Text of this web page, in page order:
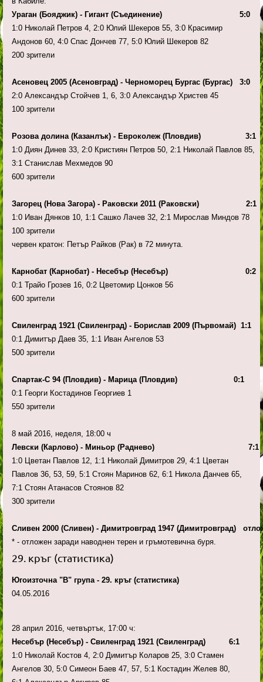
Ураган (Бояджик) - Гигант (Съединение) 5:0
1:0 Николай Петров 4, 2:0 Юлий Шекеров 55, 3:0 Красимир
Андонов 60, 4:0 Спас Дончев 77, 5:0 Юлий Шекеров 82
200 зрители
Асеновец 2005 (Асеновград) - Черноморец Бургас (Бургас) 3:0
2:0 Александър Стойчев 1, 6, 3:0 Александър Христев 45
100 зрители
Розова долина (Казанлък) - Евроколеж (Пловдив) 3:1
1:0 Диян Динев 33, 2:0 Кристиян Петров 50, 2:1 Николай Павлов 85,
3:1 Станислав Мехмедов 90
600 зрители
Загорец (Нова Загора) - Раковски 2011 (Раковски) 2:1
1:0 Иван Дянков 10, 1:1 Сашко Лачев 32, 2:1 Мирослав Миндов 78
100 зрители
червен кратон: Петър Райков (Рак) в 72 минута.
Карнобат (Карнобат) - Несебър (Несебър) 0:2
0:1 Трайо Грозев 16, 0:2 Цветомир Цонков 56
600 зрители
Свиленград 1921 (Свиленград) - Борислав 2009 (Първомай) 1:1
0:1 Димитър Даев 35, 1:1 Иван Ангелов 53
500 зрители
Спартак-С 94 (Пловдив) - Марица (Пловдив) 0:1
0:1 Георги Костадинов Георгиев 1
550 зрители
8 май 2016, неделя, 18:00 ч
Левски (Карлово) - Миньор (Раднево) 7:1
1:0 Цветан Павлов 12, 1:1 Николай Димитров 29, 4:1 Цветан
Павлов 36, 53, 59, 5:1 Стоян Маринов 62, 6:1 Никола Данчев 65,
7:1 Стоян Атанасов Стоянов 82
300 зрители
Сливен 2000 (Сливен) - Димитровград 1947 (Димитровград)
* - отложен заради наводнен терен и гръмотевична буря.
29. кръг (статистика)
Югоизточна "В" група - 29. кръг (статистика)
04.05.2016
28 април 2016, четвъртък, 17:00 ч:
Несебър (Несебър) - Свиленград 1921 (Свиленград) 6:1
1:0 Николай Костов 4, 2:0 Димитър Коларов 25, 3:0 Стамен
Ангелов 30, 5:0 Симеон Баев 47, 57, 5:1 Костадин Желев 80,